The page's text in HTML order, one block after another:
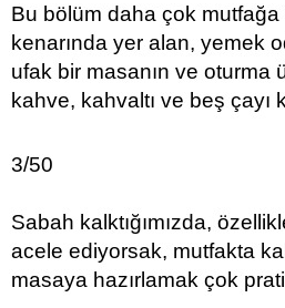
Bu bölüm daha çok
kenarında yer alan, yemek
ufak bir masanın ve oturma
kahve, kahvaltı ve beş çayı
3/50
Sabah kalktığımızda,
acele ediyorsak, mutfakta
masaya hazırlamak çok